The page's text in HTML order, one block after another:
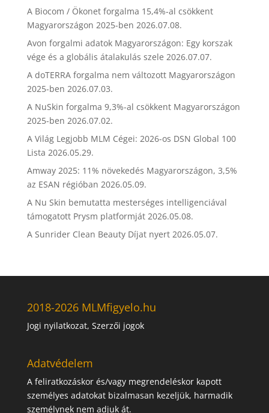
A Biocom / Ökonet forgalma 15,4%-al csökkent
Magyarországon 2025-ben 2026.07.08.
Avon forgalmi adatok Magyarországon: Egy korszak
vége és a globális átalakulás szele 2026.07.07.
A doTERRA forgalma nem változott Magyarországon
2025-ben 2026.07.03.
A NuSkin forgalma 9,3%-al csökkent Magyarországon
2025-ben 2026.07.02.
A Világ Legjobb MLM Cégei: 2026-os DSN Global 100
Lista 2026.05.29.
Amway 2025: 11% növekedés Magyarországon, 3,5%
az ESAN régióban 2026.05.09.
A Nu Skin bemutatta mesterséges intelligenciával
támogatott Prysm platformját 2026.05.08.
A Sunrider Clean Beauty Díjat nyert 2026.05.07.
2018-2026 MLMfigyelo.hu
Jogi nyilatkozat, Szerzői jogok
Adatvédelem
A feliratkozáskor és/vagy megrendeléskor kapott
személyes adatokat bizalmasan kezeljük, harmadik
személynek nem adjuk át.